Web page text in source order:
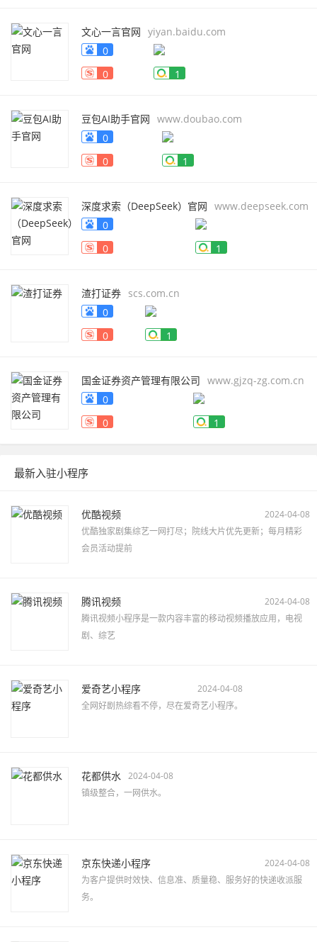
文心一言官网 yiyan.baidu.com
0
0
1
豆包AI助手官网 www.doubao.com
0
0
1
深度求索（DeepSeek）官网 www.deepseek.com
0
0
1
渣打证券 scs.com.cn
0
0
1
国金证券资产管理有限公司 www.gjzq-zg.com.cn
0
0
1
最新入驻小程序
优酷视频
2024-04-08
优酷独家剧集综艺一网打尽；院线大片优先更新；每月精彩
会员活动提前
腾讯视频
2024-04-08
腾讯视频小程序是一款内容丰富的移动视频播放应用，电视
剧、综艺
爱奇艺小程序
2024-04-08
全网好剧热综看不停，尽在爱奇艺小程序。
花都供水
2024-04-08
镇级整合，一网供水。
京东快递小程序
2024-04-08
为客户提供时效快、信息准、质量稳、服务好的快递收派服
务。